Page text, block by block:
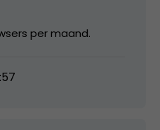
per maand.